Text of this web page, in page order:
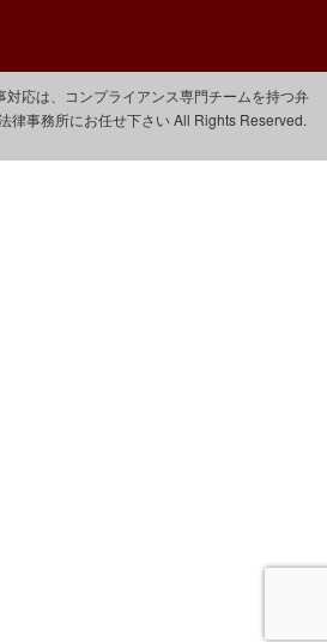
応は、コンプライアンス専門チームを持つ弁
律事務所にお任せ下さい All Rights Reserved.